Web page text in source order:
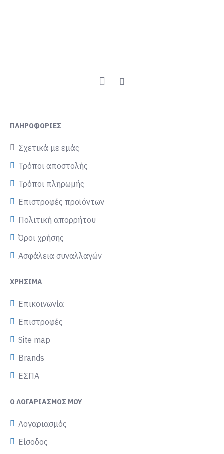
ΠΛΗΡΟΦΟΡΊΕΣ
Σχετικά με εμάς
Τρόποι αποστολής
Τρόποι πληρωμής
Επιστροφές προϊόντων
Πολιτική απορρήτου
Όροι χρήσης
Ασφάλεια συναλλαγών
ΧΡΉΣΙΜΑ
Επικοινωνία
Επιστροφές
Site map
Brands
ΕΣΠΑ
Ο ΛΟΓΑΡΙΑΣΜΌΣ ΜΟΥ
Λογαριασμός
Είσοδος